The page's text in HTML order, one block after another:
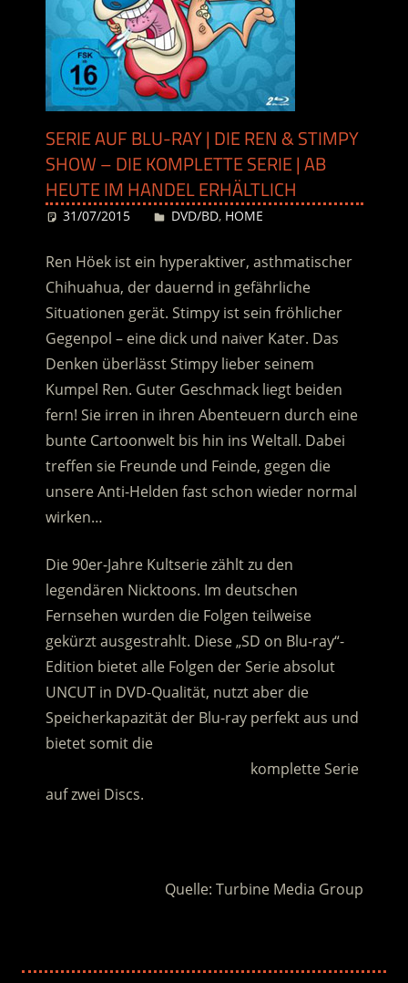
SERIE AUF BLU-RAY | DIE REN & STIMPY
SHOW – DIE KOMPLETTE SERIE | AB
HEUTE IM HANDEL ERHÄLTLICH
31/07/2015 Desiree
DVD/BD, HOME
Ren Höek ist ein hyperaktiver, asthmatischer
Chihuahua, der dauernd in gefährliche
Situationen gerät. Stimpy ist sein fröhlicher
Gegenpol – eine dick und naiver Kater. Das
Denken überlässt Stimpy lieber seinem
Kumpel Ren. Guter Geschmack liegt beiden
fern! Sie irren in ihren Abenteuern durch eine
bunte Cartoonwelt bis hin ins Weltall. Dabei
treffen sie Freunde und Feinde, gegen die
unsere Anti-Helden fast schon wieder normal
wirken…
Die 90er-Jahre Kultserie zählt zu den
legendären Nicktoons. Im deutschen
Fernsehen wurden die Folgen teilweise
gekürzt ausgestrahlt. Diese „SD on Blu-ray“-
Edition bietet alle Folgen der Serie absolut
UNCUT in DVD-Qualität, nutzt aber die
Speicherkapazität der Blu-ray perfekt aus und
bietet somit die
komplette Serie
auf zwei Discs.
Quelle: Turbine Media Group